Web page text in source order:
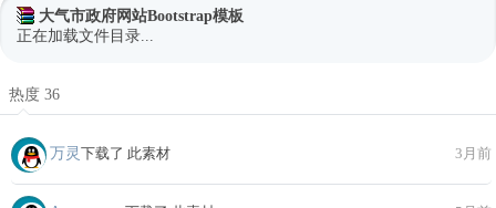
大气市政府网站Bootstrap模板
正在加载文件目录...
热度 36
万灵 下载了 此素材 3月前